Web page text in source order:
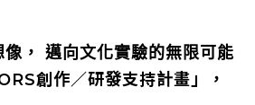
， 邁向文化實驗的無限可能
創作／研發支持計畫」，